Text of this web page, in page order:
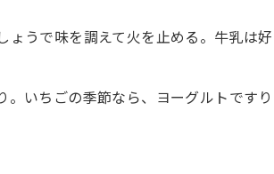
うで味を調えて火を止める。牛乳は好
。いちごの季節なら、ヨーグルトです